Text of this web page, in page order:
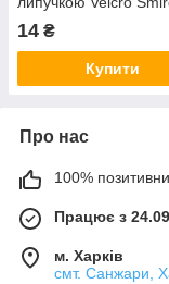
510 1шт.
14 ₴
Купити
Про нас
100%
Працює з
м. Харків
смт. Санжари,